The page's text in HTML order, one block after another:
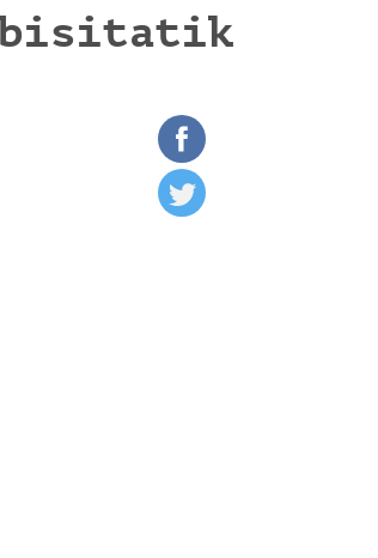
bisitatik